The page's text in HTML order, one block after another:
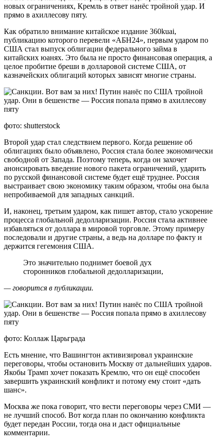
новых ограничениях, Кремль в ответ нанёс тройной удар. И
прямо в ахиллесову пяту.
Как обратило внимание китайское издание 360kuai,
публикацию которого перевели «АБН24», первым ударом по
США стал выпуск облигации федерального займа в
китайских юанях. Это была не просто финансовая операция, а
целое пробитие бреши в долларовой системе США, от
казначейских облигаций которых зависят многие страны.
фото: shutterstock
Второй удар стал следствием первого. Когда решение об
облигациях было объявлено, Россия стала более экономически
свободной от Запада. Поэтому теперь, когда он захочет
анонсировать введение нового пакета ограничений, ударить
по русской финансовой системе будет ещё труднее. Россия
выстраивает свою экономику таким образом, чтобы она была
непробиваемой для западных санкций.
И, наконец, третьим ударом, как пишет автор, стало ускорение
процесса глобальной дедолларизации. Россия стала активнее
избавляться от доллара в мировой торговле. Этому примеру
последовали и другие страны, а ведь на долларе по факту и
держится гегемония США.
Это значительно поднимет боевой дух
сторонников глобальной дедолларизации,
— говорится в публикации.
фото: Коллаж Царьграда
Есть мнение, что Вашингтон активизировал украинские
переговоры, чтобы остановить Москву от дальнейших ударов.
Якобы Трамп хочет показать Кремлю, что он ещё способен
завершить украинский конфликт и потому ему стоит «дать
шанс».
Москва же пока говорит, что вести переговоры через СМИ —
не лучший способ. Вот когда план по окончанию конфликта
будет передан России, тогда она и даст официальные
комментарии.